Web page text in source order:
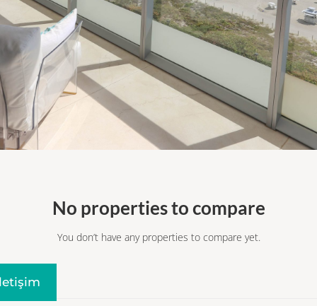
No properties to compare
You don’t have any properties to compare yet.